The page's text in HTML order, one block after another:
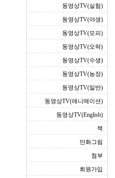
동영상TV(실험)
동영상TV(야생)
동영상TV(모피)
동영상TV(오락)
동영상TV(수생)
동영상TV(농장)
동영상TV(일반)
동영상TV(애니메이션)
동영상TV(English)
책
만화그림
첨부
회원가입